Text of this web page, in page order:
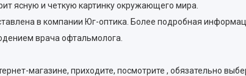
ясную и четкую картинку окружающего мира.
в компании Юг-оптика. Более подробная
врача офтальмолога.
магазине, приходите, посмотрите , обязательно